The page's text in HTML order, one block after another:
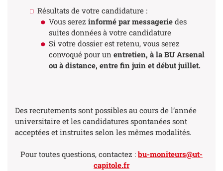
Résultats de votre candidature :
Vous serez informé par messageriedes
suites données à votre candidature
Si votre dossier est retenu, vous serez
convoqué pour un entretien, à la BU Arsenal
ou à distance, entre fin juin et début juillet.
Des recrutements sont possibles au cours de l’année
universitaire et les candidatures spontanées sont
acceptées et instruites selon les mêmes modalités.
Pour toutes questions, contactez :bu-moniteurs@ut-
capitole.fr